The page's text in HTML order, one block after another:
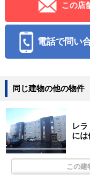
この店
電話で問い
同じ建物の他の物件
レ
に
この建